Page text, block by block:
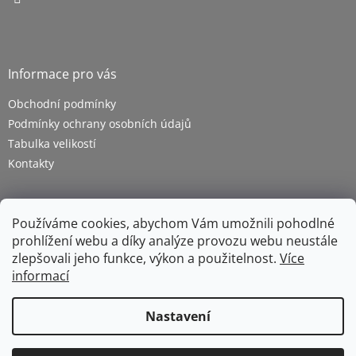
Používáme cookies, abychom Vám umožnili pohodlné
prohlížení webu a díky analýze provozu webu neustále
zlepšovali jeho funkce, výkon a použitelnost. Více
informací
Nastavení
Informace pro vás
Obchodní podmínky
Podmínky ochrany osobních údajů
Tabulka velikostí
Kontakty